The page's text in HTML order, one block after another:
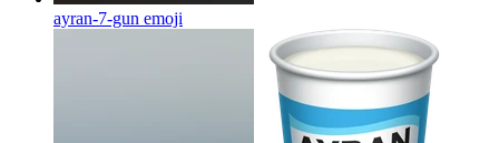
ayran-7-gun emoji